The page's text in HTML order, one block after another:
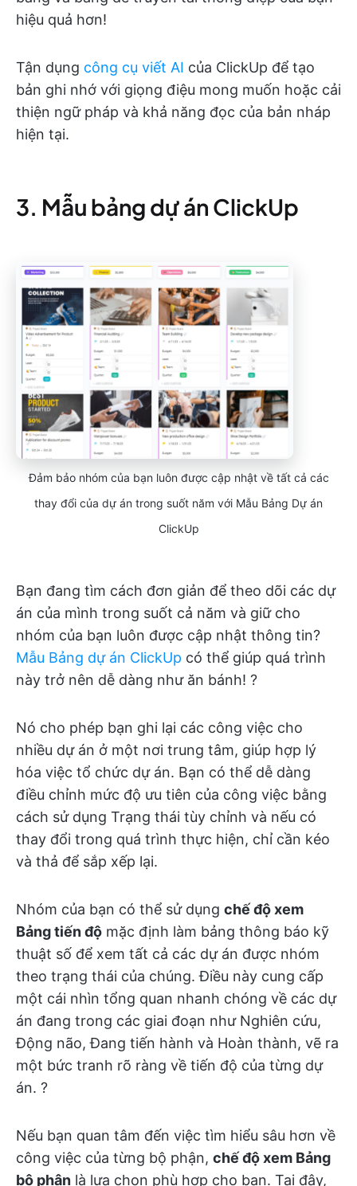
hiệu quả hơn!
Tận dụng công cụ viết AI của ClickUp để tạo
bản ghi nhớ với giọng điệu mong muốn hoặc cải
thiện ngữ pháp và khả năng đọc của bản nháp
hiện tại.
3. Mẫu bảng dự án ClickUp
Đảm bảo nhóm của bạn luôn được cập nhật về tất cả các
thay đổi của dự án trong suốt năm với Mẫu Bảng Dự án
ClickUp
Bạn đang tìm cách đơn giản để theo dõi các dự
án của mình trong suốt cả năm và giữ cho
nhóm của bạn luôn được cập nhật thông tin?
Mẫu Bảng dự án ClickUp có thể giúp quá trình
này trở nên dễ dàng như ăn bánh! ?
Nó cho phép bạn ghi lại các công việc cho
nhiều dự án ở một nơi trung tâm, giúp hợp lý
hóa việc tổ chức dự án. Bạn có thể dễ dàng
điều chỉnh mức độ ưu tiên của công việc bằng
cách sử dụng Trạng thái tùy chỉnh và nếu có
thay đổi trong quá trình thực hiện, chỉ cần kéo
và thả để sắp xếp lại.
Nhóm của bạn có thể sử dụng chế độ xem
Bảng tiến độ mặc định làm bảng thông báo kỹ
thuật số để xem tất cả các dự án được nhóm
theo trạng thái của chúng. Điều này cung cấp
một cái nhìn tổng quan nhanh chóng về các dự
án đang trong các giai đoạn như Nghiên cứu,
Động não, Đang tiến hành và Hoàn thành, vẽ ra
một bức tranh rõ ràng về tiến độ của từng dự
án. ?️
Nếu bạn quan tâm đến việc tìm hiểu sâu hơn về
công việc của từng bộ phận, chế độ xem Bảng
bộ phận là lựa chọn phù hợp cho bạn. Tại đây,